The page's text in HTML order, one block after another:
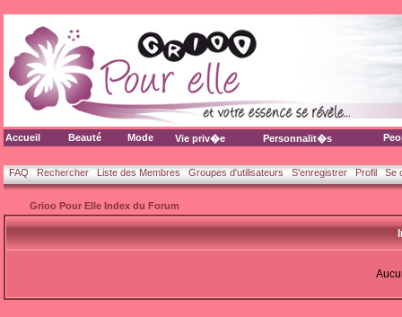
Accueil Beauté Mode Vie priv�e Personnalit�s
FAQ Rechercher Liste des Membres Groupes d'utilisateurs S'enregistrer Profil Se
Grioo Pour Elle Index du Forum